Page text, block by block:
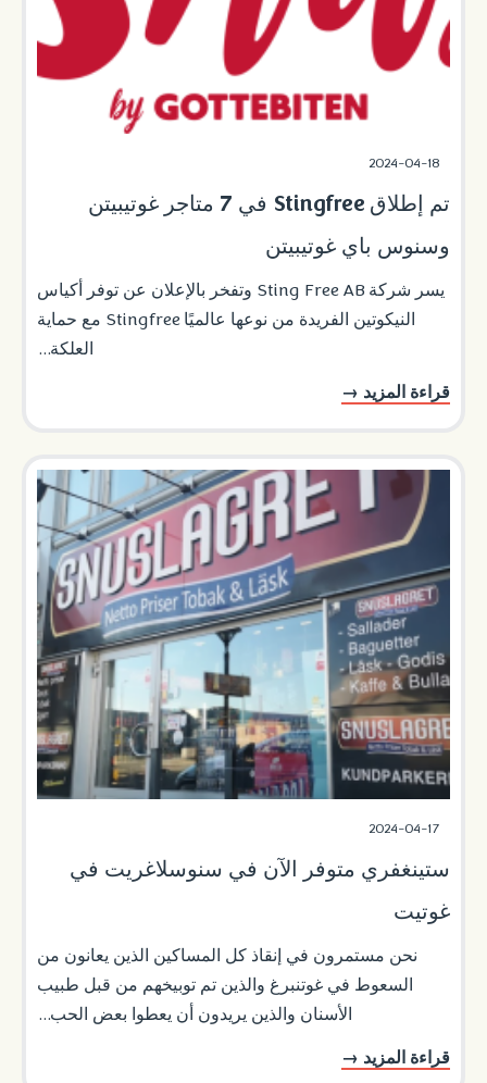
تم إطلاق Stingfree في 7 متاجر غوتيبيتن
وسنوس باي غوتيبيتن
2024-04-18
يسر شركة Sting Free AB وتفخر بالإعلان عن توفر أكياس
النيكوتين الفريدة من نوعها عالميًا Stingfree مع حماية
العلكة...
قراءة المزيد →
ستينغفري متوفر الآن في سنوسلاغريت في
غوتيت
2024-04-17
نحن مستمرون في إنقاذ كل المساكين الذين يعانون من
السعوط في غوتنبرغ والذين تم توبيخهم من قبل طبيب
الأسنان والذين يريدون أن يعطوا بعض الحب...
قراءة المزيد →